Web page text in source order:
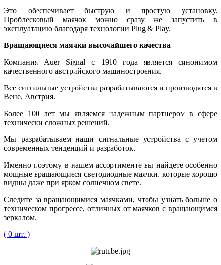
Это обеспечивает быструю и простую установку.
Проблесковый маячок можно сразу же запустить в
эксплуатацию благодаря технологии Plug & Play.
Вращающиеся маячки высочайшего качества
Компания Auer Signal с 1910 года является синонимом
качественного австрийского машиностроения.
Все сигнальные устройства разрабатываются и производятся в
Вене, Австрия.
Более 100 лет мы являемся надежным партнером в сфере
технически сложных решений.
Мы разрабатываем наши сигнальные устройства с учетом
современных тенденций и разработок.
Именно поэтому в нашем ассортименте вы найдете особенно
мощные вращающиеся светодиодные маячки, которые хорошо
видны даже при ярком солнечном свете.
Следите за вращающимися маячками, чтобы узнать больше о
техническом прогрессе, отличных от маячков с вращающимся
зеркалом.
( 0 шт. )